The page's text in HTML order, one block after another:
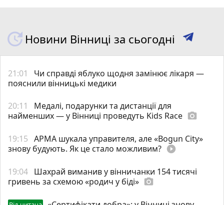
Новини Вінниці за сьогодні
21:01
Чи справді яблуко щодня замінює лікаря —
пояснили вінницькі медики
20:11
Медалі, подарунки та дистанції для
найменших — у Вінниці проведуть Kids Race photo_camera
19:15 АРМА шукала управителя, але «Bogun City»
знову будують. Як це стало можливим? play_circle_filled
19:04 Шахрай виманив у вінничанки 154 тисячі
гривень за схемою «родич у біді» photo_camera